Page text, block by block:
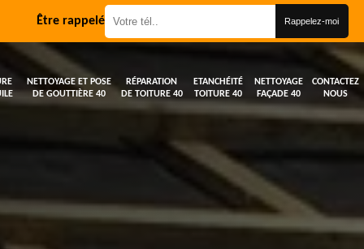
Être rappelé
NETTOYAGE ET POSE
DE GOUTTIÈRE 40
RÉPARATION
DE TOITURE 40
ETANCHÉITÉ
TOITURE 40
NETTOYAGE
FAÇADE 40
CONTACTEZ
NOUS